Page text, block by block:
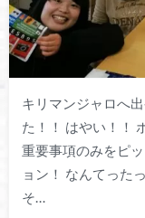
キリマンジャロへ
た！！ はやい！！
重要事項のみをピ
ョン！ なんてった
そ…